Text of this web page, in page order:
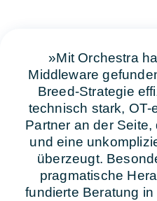
Mit Orchestra
Middleware
Breed-Strategie
technisch stark, OT-
Partner an der
und eine
überzeugt.
pragmatische
fundierte Beratung